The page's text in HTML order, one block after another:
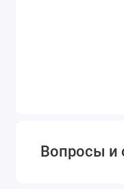
Вопросы и